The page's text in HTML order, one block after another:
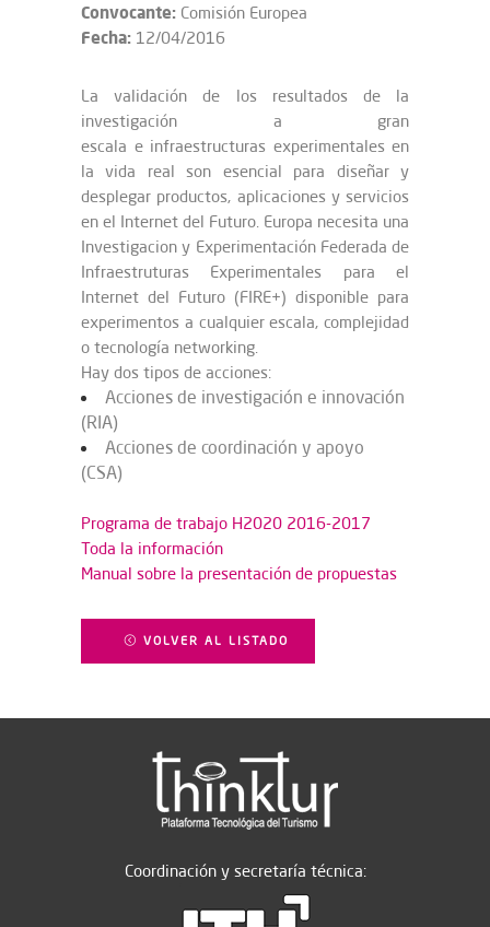
Convocante: Comisión Europea
Fecha: 12/04/2016
La validación de los resultados de la
investigación a gran
escala e infraestructuras experimentales en
la vida real son esencial para diseñar y
desplegar productos, aplicaciones y servicios
en el Internet del Futuro. Europa necesita una
Investigacion y Experimentación Federada de
Infraestruturas Experimentales para el
Internet del Futuro (FIRE+) disponible para
experimentos a cualquier escala, complejidad
o tecnología networking.
Hay dos tipos de acciones:
Acciones de investigación e innovación
(RIA)
Acciones de coordinación y apoyo
(CSA)
Programa de trabajo H2020 2016-2017
Toda la información
Manual sobre la presentación de propuestas
VOLVER AL LISTADO
Coordinación y secretaría técnica: